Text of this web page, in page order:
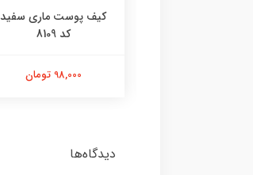
کیف پوست ماری سفید
کد 8109
98,000 تومان
دیدگاه‌ها